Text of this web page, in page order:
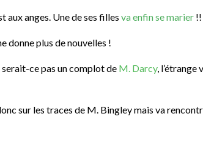
aux anges. Une de ses filles va enfin se marier !!
donne plus de nouvelles !
ce pas un complot de M. Darcy,
sur les traces de M. Bingley mais va